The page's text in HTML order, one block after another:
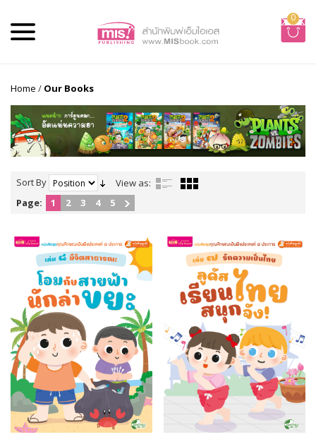
0
Home / Our Books
Sort By
View as:
Page:
1 2 3 4 5